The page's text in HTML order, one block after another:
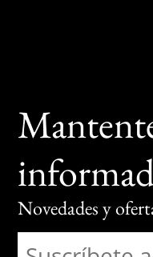
Novedades y